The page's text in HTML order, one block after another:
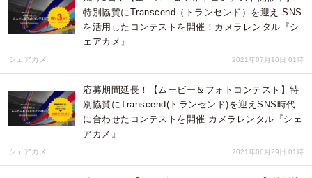
特別協賛にTranscend（トランセンド）を迎え SNS
を活用したコンテストを開催！カメラレンタル『シ
ェアカメ』
シェアカメ 2021年07月10日 01時
応募期間延長！【ムービー＆フォトコンテスト】特
別協賛にTranscend(トランセンド)を迎えSNS時代
に合わせたコンテストを開催 カメラレンタル『シェ
アカメ』
シェアカメ 2021年06月29日 01時